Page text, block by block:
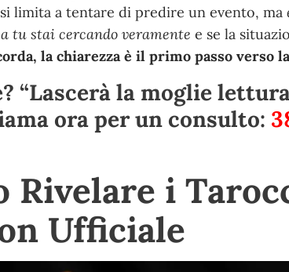
limita a tentare di predire un evento, ma
tu stai cercando veramente e se la
la chiarezza è il primo passo verso
“Lascerà la moglie
ora per un consulto:
Rivelare i
Ufficiale